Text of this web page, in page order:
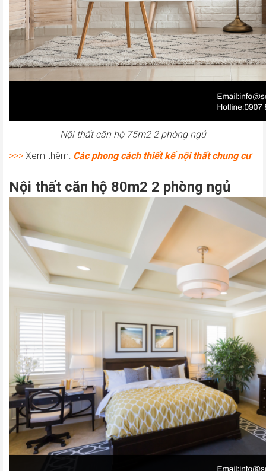
Nội thất căn hộ 75m2 2 phòng ngủ
>>> Xem thêm: Các phong cách thiết kế nội thất chung cư
Nội thất căn hộ 80m2 2 phòng ngủ